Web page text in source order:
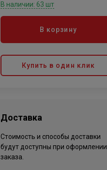
В наличии: 63 шт
В корзину
Купить в один клик
Доставка
Стоимость и способы доставки
будут доступны при оформлении
заказа.